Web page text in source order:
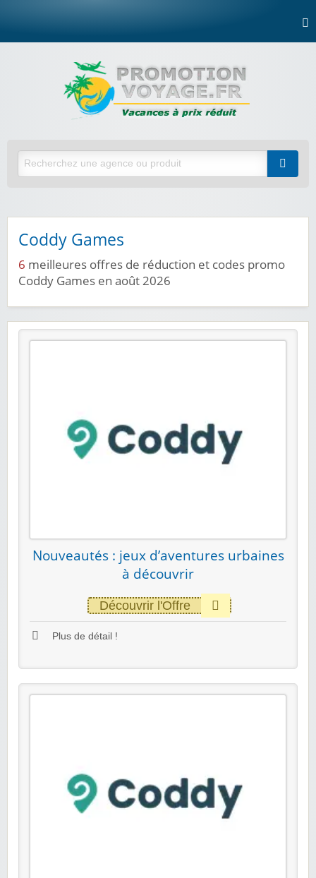
Coddy Games
6 meilleures offres de réduction et codes promo
Coddy Games en août 2026
Nouveautés : jeux d’aventures urbaines
à découvrir
Découvrir l'Offre
Plus de détail !